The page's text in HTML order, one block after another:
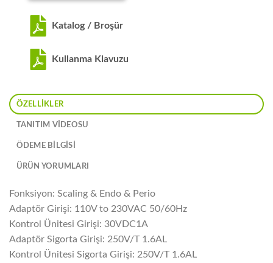
Katalog / Broşür
Kullanma Klavuzu
ÖZELLIKLER
TANITIM VIDEOSU
ÖDEME BİLGİSİ
ÜRÜN YORUMLARI
Fonksiyon: Scaling & Endo & Perio
Adaptör Girişi: 110V to 230VAC 50/60Hz
Kontrol Ünitesi Girişi: 30VDC1A
Adaptör Sigorta Girişi: 250V/T 1.6AL
Kontrol Ünitesi Sigorta Girişi: 250V/T 1.6AL